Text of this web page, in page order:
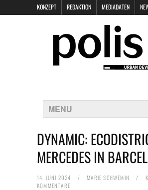
KONZEPT REDAKTION MEDIADATEN
DATENSCHUTZ
MENU
DYNAMIC:
MERCEDES IN
14. JUNI 2024 / MARIE SCHWEMIN /
KOMMENTARE